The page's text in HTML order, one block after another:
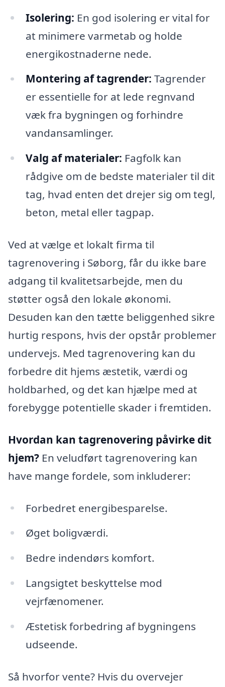
Isolering: En god isolering er vital for
at minimere varmetab og holde
energikostnaderne nede.
Montering af tagrender: Tagrender
er essentielle for at lede regnvand
væk fra bygningen og forhindre
vandansamlinger.
Valg af materialer: Fagfolk kan
rådgive om de bedste materialer til dit
tag, hvad enten det drejer sig om tegl,
beton, metal eller tagpap.
Ved at vælge et lokalt firma til
tagrenovering i Søborg, får du ikke bare
adgang til kvalitetsarbejde, men du
støtter også den lokale økonomi.
Desuden kan den tætte beliggenhed sikre
hurtig respons, hvis der opstår problemer
undervejs. Med tagrenovering kan du
forbedre dit hjems æstetik, værdi og
holdbarhed, og det kan hjælpe med at
forebygge potentielle skader i fremtiden.
Hvordan kan tagrenovering påvirke dit
hjem? En veludført tagrenovering kan
have mange fordele, som inkluderer:
Forbedret energibesparelse.
Øget boligværdi.
Bedre indendørs komfort.
Langsigtet beskyttelse mod
vejrfænomener.
Æstetisk forbedring af bygningens
udseende.
Så hvorfor vente? Hvis du overvejer